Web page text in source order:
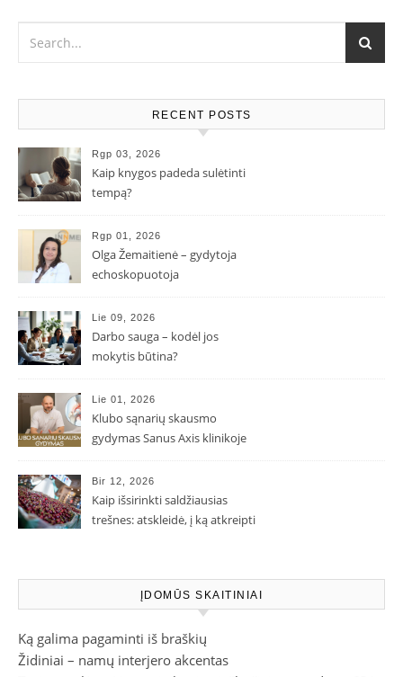
RECENT POSTS
Rgp 03, 2026
Kaip knygos padeda sulėtinti
tempą?
Rgp 01, 2026
Olga Žemaitienė – gydytoja
echoskopuotoja
Lie 09, 2026
Darbo sauga – kodėl jos
mokytis būtina?
Lie 01, 2026
Klubo sąnarių skausmo
gydymas Sanus Axis klinikoje
Bir 12, 2026
Kaip išsirinkti saldžiausias
trešnes: atskleidė, į ką atkreipti
ĮDOMŪS SKAITINIAI
Ką galima pagaminti iš braškių
Židiniai – namų interjero akcentas